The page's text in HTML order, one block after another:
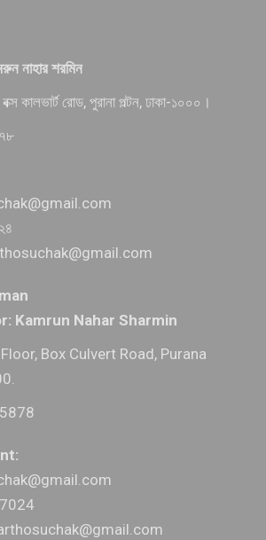
নাহার শরমিন
কালভার্ট রোড, পুরানা পল্টন, ঢাকা-১০০০।
Kamrun Nahar Sharmin
Box Culvert Road, Purana